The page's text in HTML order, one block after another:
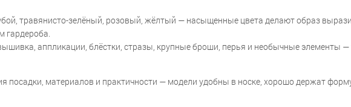
травянисто-зелёный, розовый, жёлтый — насыщенные цвета делают образ
гардероба.
аппликации, блёстки, стразы, крупные броши, перья и необычные элементы
посадки, материалов и практичности — модели удобны в носке, хорошо держат